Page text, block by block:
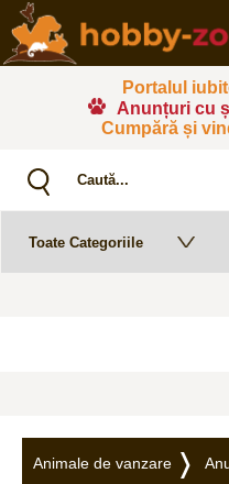
Portalul
Anunțuri cu
Cumpără și
Animale de vanzare